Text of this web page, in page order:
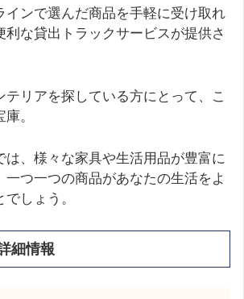
インで選んだ商品を手軽に受け取れ
利な貸出トラックサービスが提供さ
テリアを探している方にとって、こ
。
は、様々な家具や生活用品が豊富に
一つ一つの商品があなたの生活をよ
しょう。
細情報